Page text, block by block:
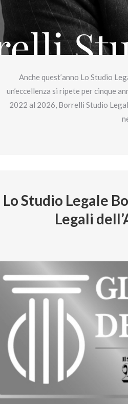
Anche quest’anno Lo Studio
un’eccellenza si ripete per cinque
2022 al 2026, Borrelli Studio
Lo Studio Legale
Legali